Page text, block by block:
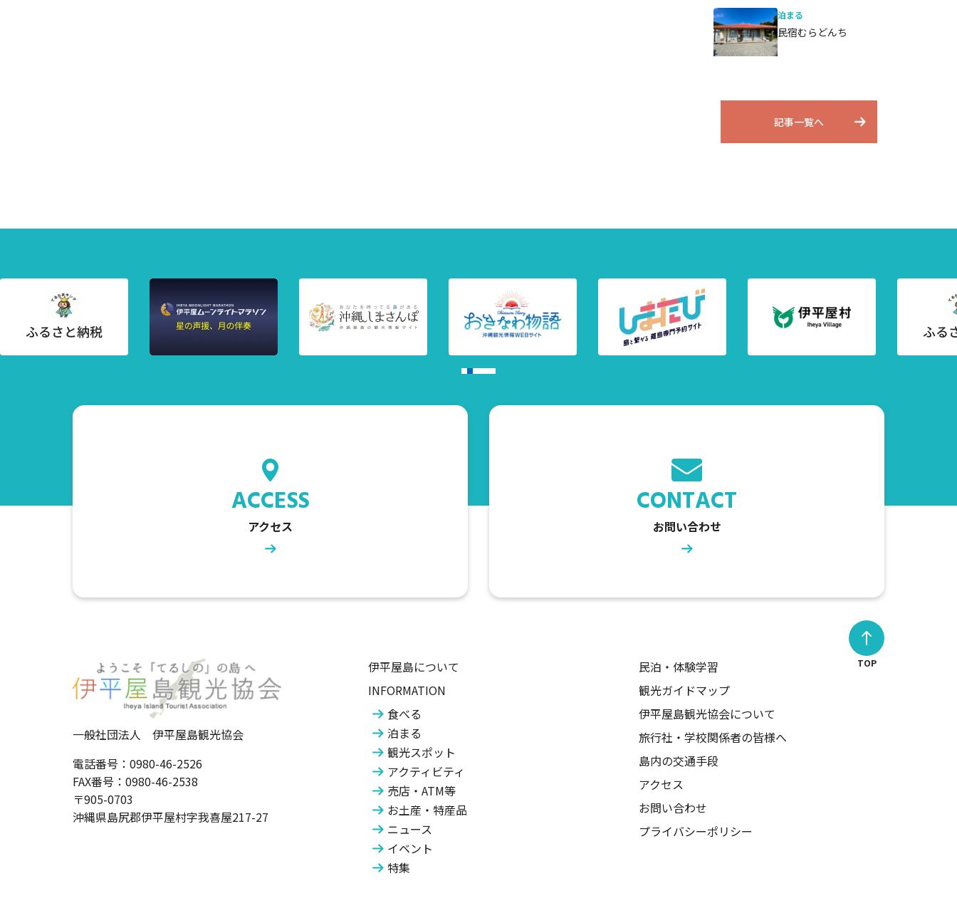
泊まる
民宿むらどんち
記事一覧へ
ACCESS
アクセス
CONTACT
お問い合わせ
TOP
一般社団法人 伊平屋島観光協会
電話番号：0980-46-2526
FAX番号：0980-46-2538
〒905-0703
沖縄県島尻郡伊平屋村字我喜屋217-27
伊平屋島について
INFORMATION
食べる
泊まる
観光スポット
アクティビティ
売店・ATM等
お土産・特産品
ニュース
イベント
特集
民泊・体験学習
観光ガイドマップ
伊平屋島観光協会について
旅行社・学校関係者の皆様へ
島内の交通手段
アクセス
お問い合わせ
プライバシーポリシー